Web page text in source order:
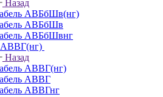
Назад
АВБбШв(нг)
АВБбШв
АВБбШвнг
АВВГ(нг)
Назад
АВВГ(нг)
АВВГ
АВВГнг